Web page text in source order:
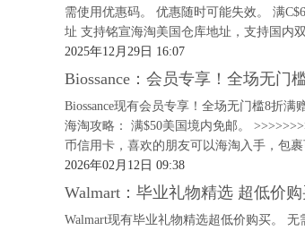
需使用优惠码。 优惠随时可能失效。 满
址 支持铭宣海淘美国仓库地址，支持国内
2025年12月29日 16:07
Biossance：会员专享！全场无门
Biossance现有会员专享！全场无门槛8折
海淘攻略： 满$50美国境内免邮。
币信用卡，喜欢的朋友可以海淘入手，包
2026年02月12日 09:38
Walmart：毕业礼物精选 超低价
Walmart现有毕业礼物精选超低价购买。